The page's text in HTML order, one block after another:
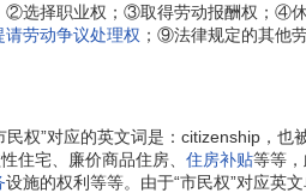
②选择职业权；③取得劳动报酬权；④
请劳动争议处理权 ；⑨法律规定的其他
民权”对应的英文词是：citizenship，也
住宅、廉价商品住房、 住房补贴等等
设施的权利等等。由于“市民权”对应英